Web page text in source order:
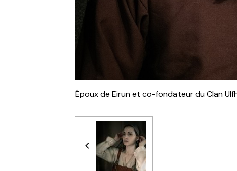
Époux de Eirun et co-fondateur du Clan